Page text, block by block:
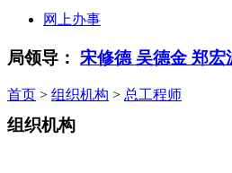
网上办事
局领导： 宋修德吴德金 郑宏
首页 > 组织机构 > 总工程师
组织机构